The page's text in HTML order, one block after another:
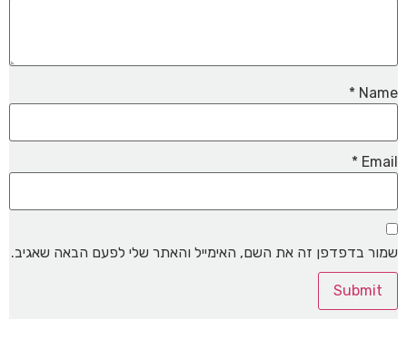
Name
*
Email
*
שמור בדפדפן זה את השם, האימייל והאתר שלי לפעם הבאה שאגיב.